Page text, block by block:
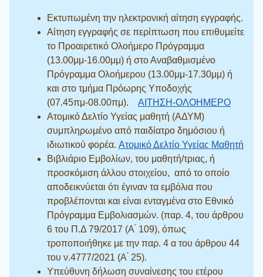
Εκτυπωμένη την ηλεκτρονική αίτηση εγγραφής.
Αίτηση εγγραφής σε περίπτωση που επιθυμείτε
το Προαιρετικό Ολοήμερο Πρόγραμμα
(13.00μμ-16.00μμ) ή στο Αναβαθμισμένο
Πρόγραμμα Ολοήμερου (13.00μμ-17.30μμ) ή
και στο τμήμα Πρόωρης Υποδοχής
(07.45πμ-08.00πμ). ΑΙΤΗΣΗ-ΟΛΟΗΜΕΡΟ
Ατομικό Δελτίο Υγείας μαθητή (ΑΔΥΜ)
συμπληρωμένο από παιδίατρο δημόσιου ή
ιδιωτικού φορέα. Ατομικό Δελτίο Υγείας Μαθητή
Βιβλιάριο Εμβολίων, του μαθητή/τριας, ή
προσκόμιση άλλου στοιχείου, από το οποίο
αποδεικνύεται ότι έγιναν τα εμβόλια που
προβλέπονται και είναι ενταγμένα στο Εθνικό
Πρόγραμμα Εμβολιασμών. (παρ. 4, του άρθρου
6 του Π.Δ 79/2017 (Α ́ 109), όπως
τροποποιήθηκε με την παρ. 4 α του άρθρου 44
του ν.4777/2021 (Α ́ 25).
Υπεύθυνη δήλωση συναίνεσης του ετέρου